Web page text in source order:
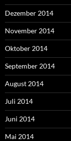
Dezember 2014
November 2014
Oktober 2014
September 2014
August 2014
Juli 2014
Juni 2014
Mai 2014